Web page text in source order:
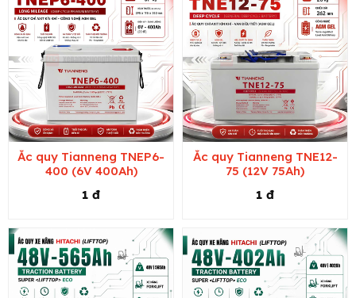
Ắc quy Tianneng TNEP6-
400 (6V 400Ah)
1 đ
Ắc quy Tianneng TNE12-
75 (12V 75Ah)
1 đ